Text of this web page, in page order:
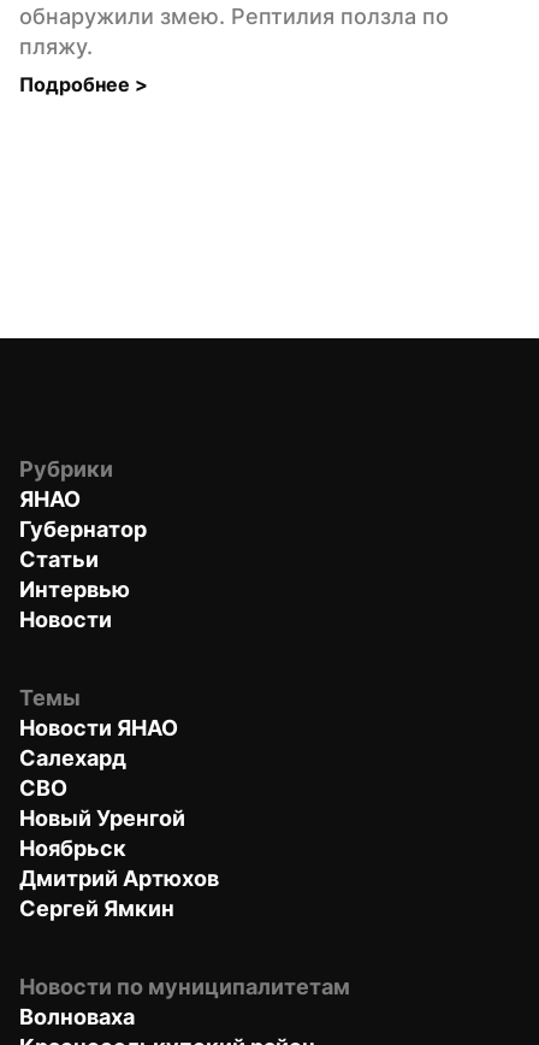
обнаружили змею. Рептилия ползла по
пляжу.
Подробнее >
Рубрики
ЯНАО
Губернатор
Статьи
Интервью
Новости
Темы
Новости ЯНАО
Салехард
СВО
Новый Уренгой
Ноябрьск
Дмитрий Артюхов
Сергей Ямкин
Новости по муниципалитетам
Волноваха